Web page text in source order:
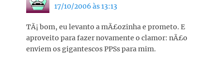
17/10/2006 às 13:13
TÃ¡ bom, eu levanto a mÃ£ozinha e prometo. E
aproveito para fazer novamente o clamor: nÃ£o
enviem os gigantescos PPSs para mim.